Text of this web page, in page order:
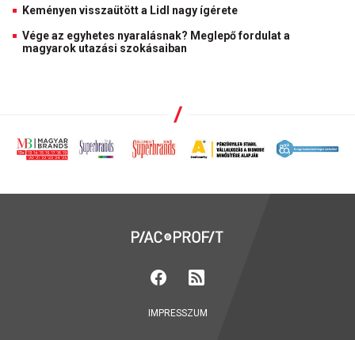
Keményen visszaütött a Lidl nagy ígérete
Vége az egyhetes nyaralásnak? Meglepő fordulat a
magyarok utazási szokásaiban
IMPRESSZUM